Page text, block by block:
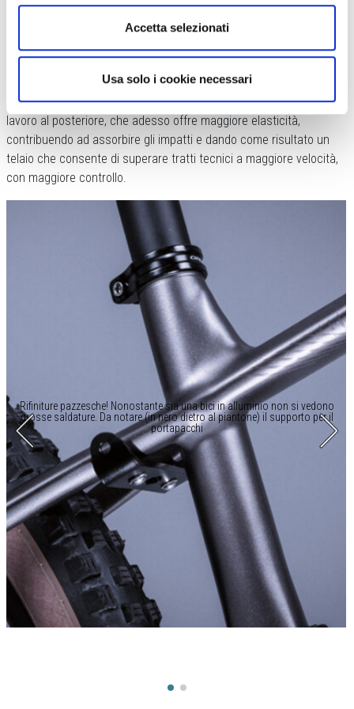
Accetta selezionati
Usa solo i cookie necessari
Il telaio è in alluminio idroformato a doppio o triplo spessore a
Rispetto al vecchio modello della Urrun è stato fatto un grande
lavoro al posteriore, che adesso offre maggiore elasticità,
contribuendo ad assorbire gli impatti e dando come risultato un
telaio che consente di superare tratti tecnici a maggiore velocità,
con maggiore controllo.
Rifiniture pazzesche! Nonostante sia una bici in alluminio non si vedono
grosse saldature. Da notare (in nero dietro al piantone) il supporto per il
portapacchi